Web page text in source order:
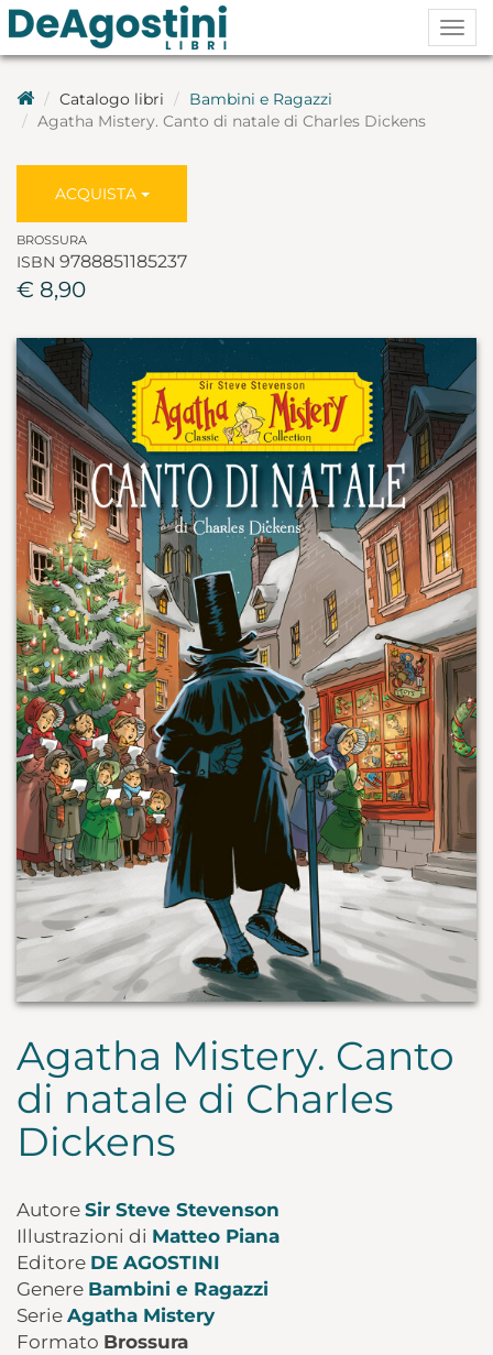
Catalogo libri
Bambini e Ragazzi
Agatha Mistery. Canto di natale di Charles Dickens
ACQUISTA
BROSSURA
ISBN 9788851185237
€ 8,90
Agatha Mistery. Canto
di natale di Charles
Dickens
Autore Sir Steve Stevenson
Illustrazioni di Matteo Piana
Editore DE AGOSTINI
Genere Bambini e Ragazzi
Serie Agatha Mistery
Formato Brossura